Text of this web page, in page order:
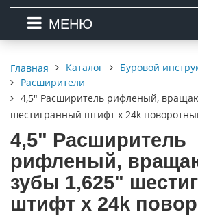
МЕНЮ
Главная Каталог
Буровой
Расширители
4,5" Расширитель рифленый,
шестигранный штифт x 24k
4,5" Расширитель
рифленый,
зубы 1,625"
штифт x 24k